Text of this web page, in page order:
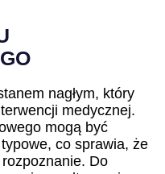
nagłym, który
medycznej.
mogą być
co sprawia, że
Do